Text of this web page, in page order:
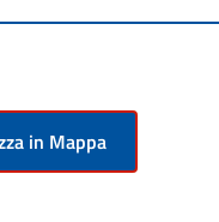
in Mappa